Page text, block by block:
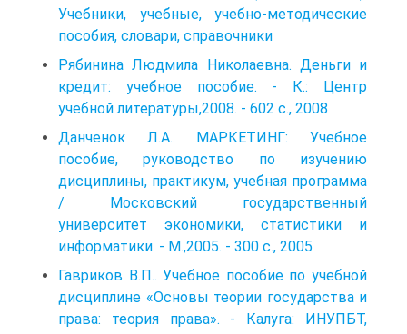
Учебники, учебные, учебно-методические
пособия, словари, справочники
Рябинина Людмила Николаевна. Деньги и
кредит: учебное пособие. - К.: Центр
учебной литературы,2008. - 602 с., 2008
Данченок Л.А.. МАРКЕТИНГ: Учебное
пособие, руководство по изучению
дисциплины, практикум, учебная программа
/ Московский государственный
университет экономики, статистики и
информатики. - М.,2005. - 300 с., 2005
Гавриков В.П.. Учебное пособие по учебной
дисциплине «Основы теории государства и
права: теория права». - Калуга: ИНУПБТ,